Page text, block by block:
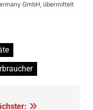
GmbH, übermittelt